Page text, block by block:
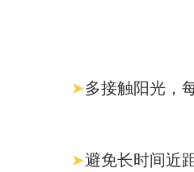
➤多接触阳光，
➤避免长时间近